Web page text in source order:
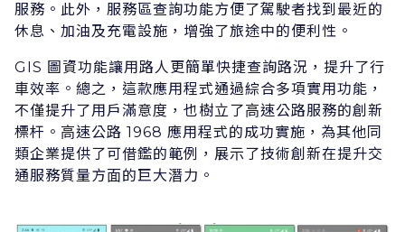
服務。此外，服務區查詢功能⽅便了駕駛者找到最近的
休息、加油及充電設施，增強了旅途中的便利性。
GIS 圖資功能讓⽤路⼈更簡單快捷查詢路況，提升了⾏
⾞效率。總之，這款應⽤程式通過綜合多項實⽤功能，
不僅提升了⽤戶滿意度，也樹⽴了⾼速公路服務的創新
標杆。⾼速公路 1968 應⽤程式的成功實施，為其他同
類企業提供了可借鑑的範例，展⽰了技術創新在提升交
通服務質量⽅⾯的巨⼤潛⼒。